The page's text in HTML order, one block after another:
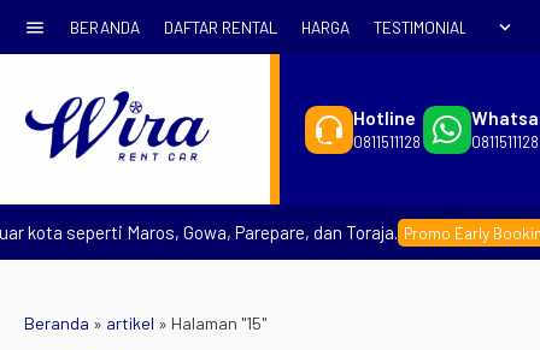
menu BERANDA DAFTAR RENTAL HARGA TESTIMONIAL expand_more
Hotline
0811511128 0811511128
seperti Maros, Gowa, Parepare, dan Toraja. Promo Early Booking
Beranda » artikel » Halaman "15"